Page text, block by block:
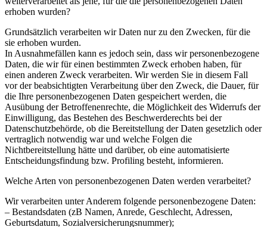
erhoben wurden?
Grundsätzlich verarbeiten wir Daten nur zu den Zwecken, für die
sie erhoben wurden.
In Ausnahmefällen kann es jedoch sein, dass wir personenbezogene
Daten, die wir für einen bestimmten Zweck erhoben haben, für
einen anderen Zweck verarbeiten. Wir werden Sie in diesem Fall
vor der beabsichtigten Verarbeitung über den Zweck, die Dauer, für
die Ihre personenbezogenen Daten gespeichert werden, die
Ausübung der Betroffenenrechte, die Möglichkeit des Widerrufs der
Einwilligung, das Bestehen des Beschwerderechts bei der
Datenschutzbehörde, ob die Bereitstellung der Daten gesetzlich oder
vertraglich notwendig war und welche Folgen die
Nichtbereitstellung hätte und darüber, ob eine automatisierte
Entscheidungsfindung bzw. Profiling besteht, informieren.
Welche Arten von personenbezogenen Daten werden verarbeitet?
Wir verarbeiten unter Anderem folgende personenbezogene Daten:
– Bestandsdaten (zB Namen, Anrede, Geschlecht, Adressen,
Geburtsdatum, Sozialversicherungsnummer);